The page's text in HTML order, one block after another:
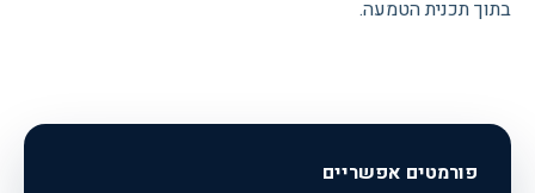
בתוך תכנית הטמעה.
פורמטים אפשריים